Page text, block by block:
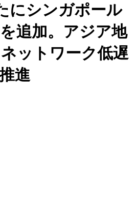
にシンガポール
追加。アジア地
ットワーク低遅
進